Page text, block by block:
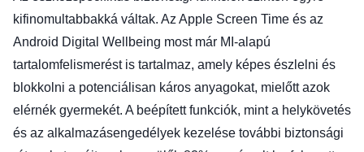
kifinomultabbakká váltak. Az Apple Screen Time és az
Android Digital Wellbeing most már MI-alapú
tartalomfelismerést is tartalmaz, amely képes észlelni és
blokkolni a potenciálisan káros anyagokat, mielőtt azok
elérnék gyermekét. A beépített funkciók, mint a helykövetés
és az alkalmazásengedélyek kezelése további biztonsági